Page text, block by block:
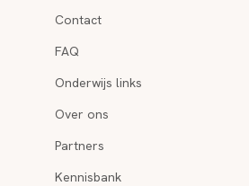
Contact
FAQ
Onderwijs links
Over ons
Partners
Kennisbank